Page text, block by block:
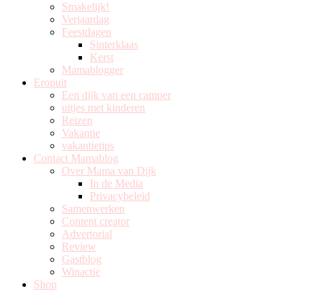
Smakelijk!
Verjaardag
Feestdagen
Sinterklaas
Kerst
Mamablogger
Eropuit
Een dijk van een camper
uitjes met kinderen
Reizen
Vakantie
vakantietips
Contact Mamablog
Over Mama van Dijk
In de Media
Privacybeleid
Samenwerken
Content creator
Advertorial
Review
Gastblog
Winactie
Shop